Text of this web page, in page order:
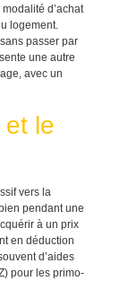
d’achat
logement.
passer par
une autre
avec un
et le
vers la
pendant une
à un prix
en déduction
d’aides
pour les primo-